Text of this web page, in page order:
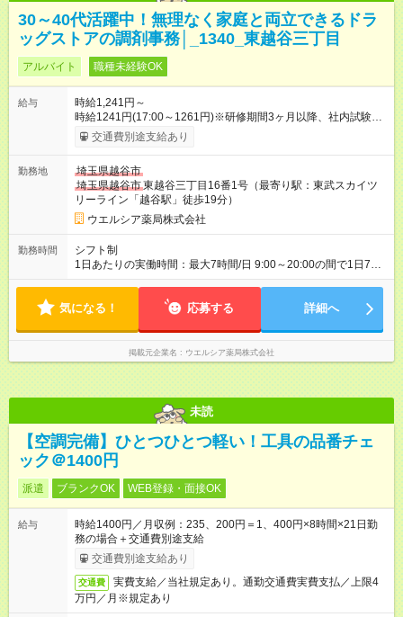
30～40代活躍中！無理なく家庭と両立できるドラ
ッグストアの調剤事務│_1340_東越谷三丁目
アルバイト 職種未経験OK
給与
時給1,241円～
時給1241円(17:00～1261円)※研修期間3ヶ月以降、社内試験に
よる更新判定あり 社内試験合格後、時給＋50～100円の昇給あ
り （大学生は＋20円） 試用期間あり：入社日から3ヶ月間／本
間の長さ：3ヶ月 雇用形態、給与は本採用時と同じです。
交通費別途支給あり
勤務地
埼玉県越谷市
埼玉県越谷市東越谷三丁目16番1号（最寄り駅：東武スカイツ
リーライン「越谷駅」徒歩19分）
ウエルシア薬局株式会社
勤務時間
シフト制
1日あたりの実働時間：最大7時間/日 9:00～20:00の間で1日7時
間の勤務 ☆勤務日数・曜日応相談 ※19:00まで勤務できる方歓迎
気になる！ 応募する 詳細へ
掲載元企業名 ウエルシア薬局株式会社
未読
【空調完備】ひとつひとつ軽い！工具の品番チェ
ック＠1400円
派遣 ブランクOK WEB登録・面接OK
給与
時給1400円／月収例：235、200円＝1、400円×8時間×21日勤
務の場合＋交通費別途支給
交通費別途支給あり
交通費
実費支給／当社規定あり。通勤交通費実費支払／上限4
万円／月※規定あり